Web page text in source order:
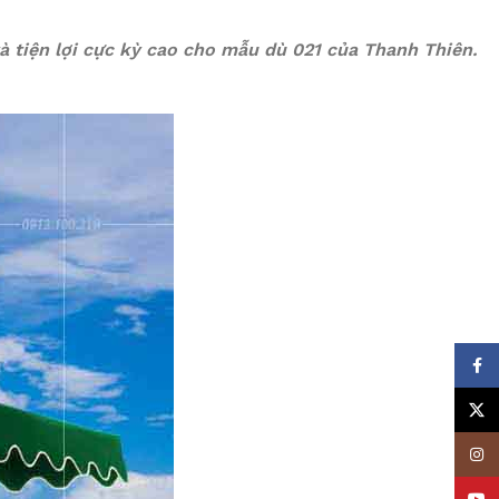
lợi cực kỳ cao cho mẫu dù 021 của Thanh Thiên.